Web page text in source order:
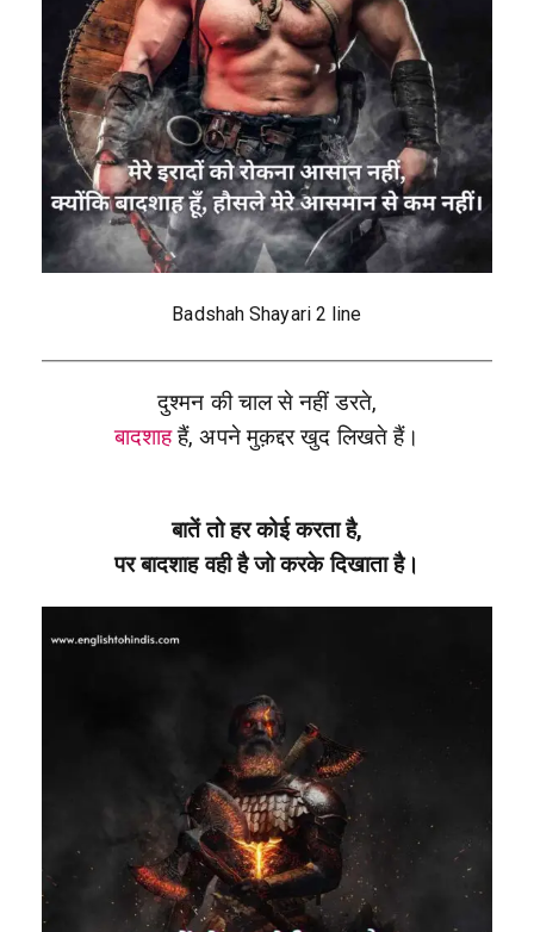
Badshah Shayari 2 line
दुश्मन की चाल से नहीं डरते,
बादशाहहैं, अपने मुक़द्दर खुद लिखते हैं।
बातें तो हर कोई करता है,
पर बादशाह वही है जो करके दिखाता है।